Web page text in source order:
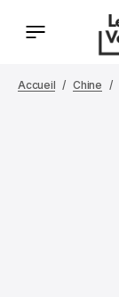
Accueil Chine